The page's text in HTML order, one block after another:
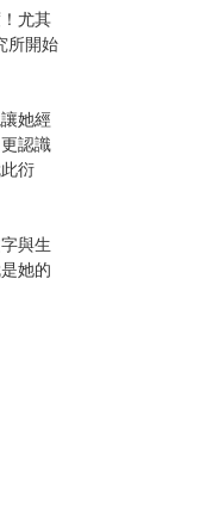
尤其
所開始
她經
認識
衍
與生
她的